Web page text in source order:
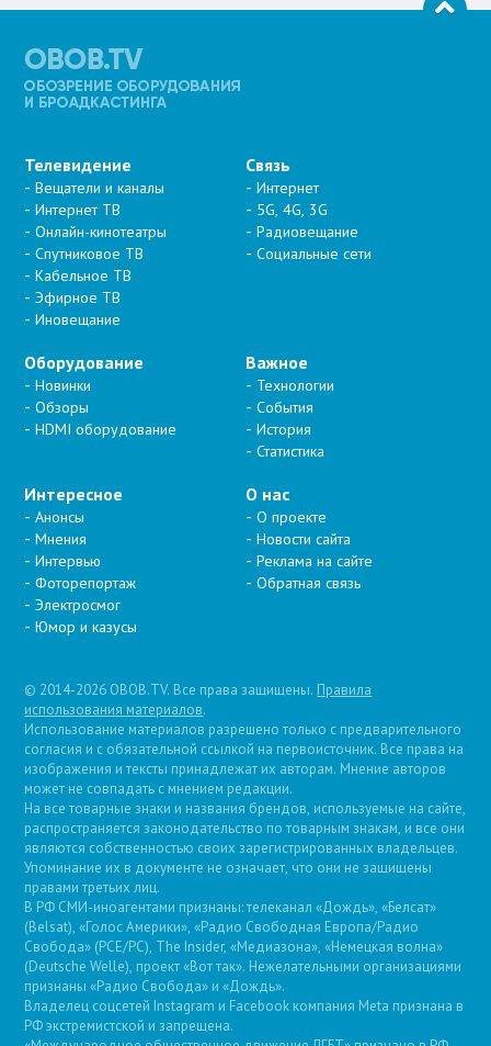
Телевидение
Вещатели и каналы
Интернет ТВ
Онлайн-кинотеатры
Спутниковое ТВ
Кабельное ТВ
Эфирное ТВ
Иновещание
Связь
Интернет
5G, 4G, 3G
Радиовещание
Социальные сети
Оборудование
Новинки
Обзоры
HDMI оборудование
Важное
Технологии
События
История
Статистика
Интересное
Анонсы
Мнения
Интервью
Фоторепортаж
Электросмог
Юмор и казусы
О нас
О проекте
Новости сайта
Реклама на сайте
Обратная связь
© 2014-2026 OBOB.TV. Все права защищены. Правила
использования материалов.
Использование материалов разрешено только с предварительного
согласия и с обязательной ссылкой на первоисточник. Все права на
изображения и тексты принадлежат их авторам. Мнение авторов
может не совпадать с мнением редакции.
На все товарные знаки и названия брендов, используемые на сайте,
распространяется законодательство по товарным знакам, и все они
являются собственностью своих зарегистрированных владельцев.
Упоминание их в документе не означает, что они не защищены
правами третьих лиц.
В РФ СМИ-иноагентами признаны: телеканал «Дождь», «Белсат»
(Belsat), «Голос Америки», «Радио Свободная Европа/Радио
Свобода» (PCE/PC), The Insider, «Медиазона», «Немецкая волна»
(Deutsche Welle), проект «Вот так». Нежелательными организациями
признаны «Радио Свобода» и «Дождь».
Владелец соцсетей Instagram и Facebook компания Metа признана в
РФ экстремистской и запрещена.